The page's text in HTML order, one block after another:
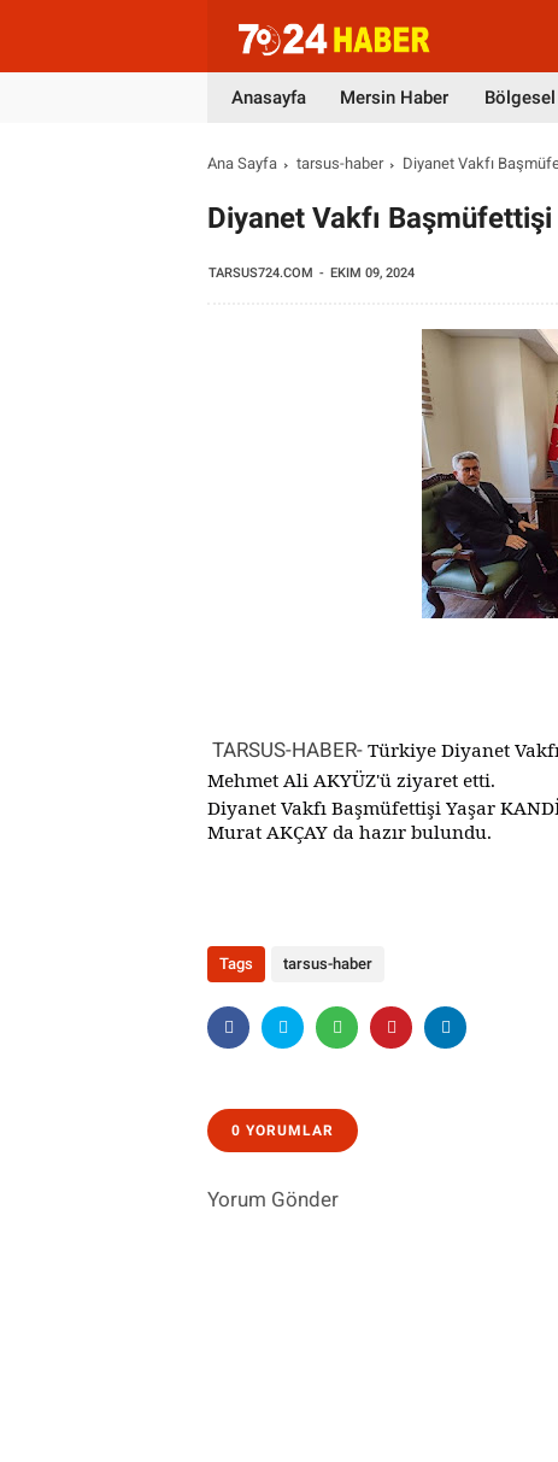
Anasayfa Mersin Haber
Ana Sayfa tarsus-haber Diyanet Vakfı
Diyanet Vakfı
TARSUS724.COM EKIM 09, 2024
TARSUS-HABER- Türkiye Diyanet
Mehmet Ali AKYÜZ'ü ziyaret etti.
Diyanet Vakfı Başmüfettişi Yaşar
Murat AKÇAY da hazır bulundu.
Tags tarsus-haber
0 YORUMLAR
Yorum Gönder